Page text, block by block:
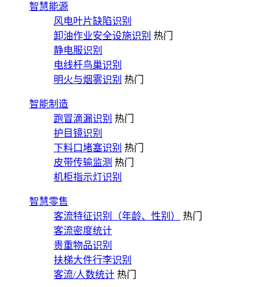
智慧能源
风电叶片缺陷识别
卸油作业安全设施识别 热门
静电服识别
电线杆鸟巢识别
明火与烟雾识别 热门
智能制造
跑冒滴漏识别 热门
护目镜识别
下料口堵塞识别 热门
皮带传输监测 热门
机柜指示灯识别
智慧零售
客流特征识别（年龄、性别）
热门
客流密度统计
贵重物品识别
扶梯大件行李识别
客流/人数统计 热门